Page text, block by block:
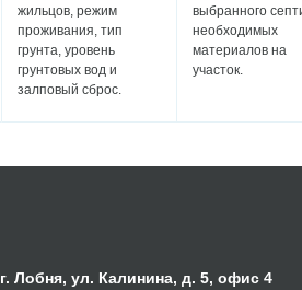
жильцов, режим
проживания, тип
грунта, уровень
грунтовых вод и
залповый сброс.
выбранного
необходимых
материалов на
участок.
г. Лобня, ул. Калинина, д. 5, офис 4